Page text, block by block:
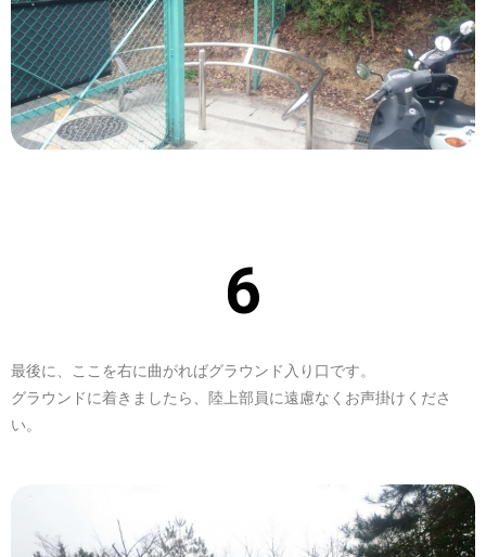
最後に、ここを右に曲がればグラウンド入り口です。
グラウンドに着きましたら、陸上部員に遠慮なくお声掛けくださ
い。
6